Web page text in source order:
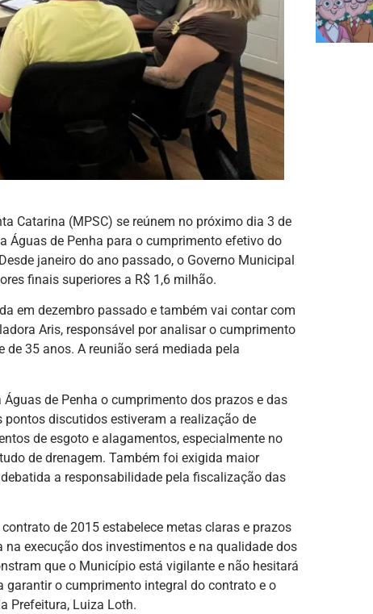
Catarina (MPSC) se reúnem no próximo dia 3 de
Águas de Penha para o cumprimento efetivo do
janeiro do ano passado, o Governo Municipal
finais superiores a R$ 1,6 milhão.
em dezembro passado e também vai contar com
Aris, responsável por analisar o cumprimento
35 anos. A reunião será mediada pela
de Penha o cumprimento dos prazos e das
discutidos estiveram a realização de
de esgoto e alagamentos, especialmente no
de drenagem. Também foi exigida maior
a responsabilidade pela fiscalização das
de 2015 estabelece metas claras e prazos
execução dos investimentos e na qualidade dos
que o Município está vigilante e não hesitará
o cumprimento integral do contrato e o
Prefeitura, Luiza Loth.